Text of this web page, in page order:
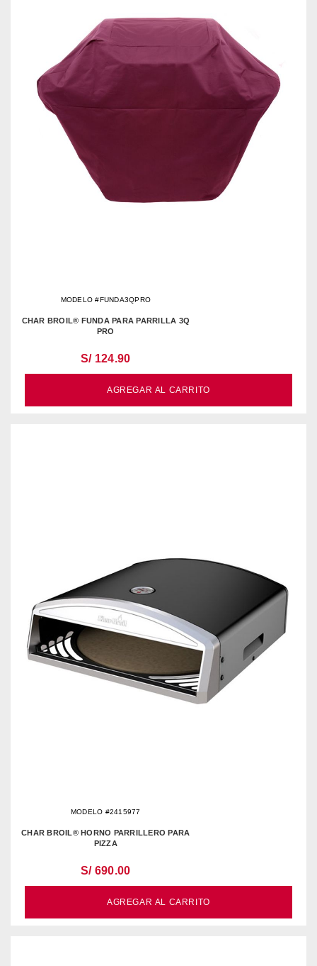
MODELO #FUNDA3QPRO
CHAR BROIL® FUNDA PARA PARRILLA 3Q
PRO
S/ 124.90
AGREGAR AL CARRITO
MODELO #2415977
CHAR BROIL® HORNO PARRILLERO PARA
PIZZA
S/ 690.00
AGREGAR AL CARRITO